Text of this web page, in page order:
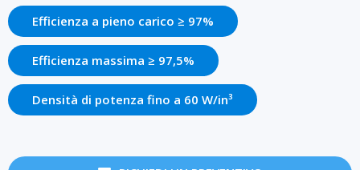
Efficienza a pieno carico ≥ 97%
Efficienza massima ≥ 97,5%
Densità di potenza fino a 60 W/in³